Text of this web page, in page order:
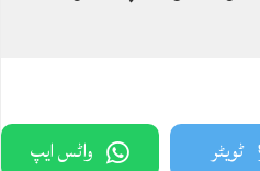
ٹویٹر واٹس ایپ